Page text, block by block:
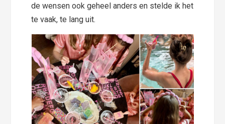
de wensen ook geheel anders en stelde ik het
te vaak, te lang uit.